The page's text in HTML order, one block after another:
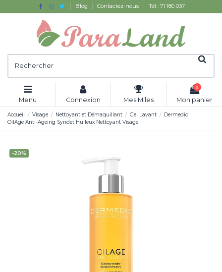
Blog Contactez-nous Tél : 71 180 037
Menu Connexion Mes Miles
0
Mon panier
Accueil Visage Nettoyant et Démaquillant Gel Lavant
Dermedic
OilAge Anti-Ageing Syndet Huileux Nettoyant Visage
-20%